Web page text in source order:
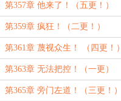
第357章 他来了！（五更！）
第359章 疯狂！（二更！）
第361章 蔑视众生！ （四更！）
第363章 无法把控！（一更）
第365章 旁门左道！（三更！）